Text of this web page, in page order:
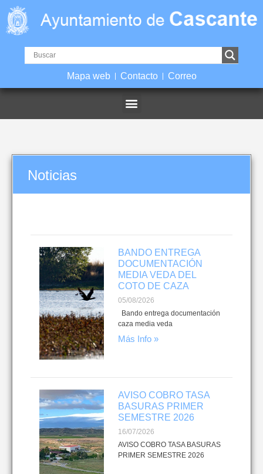
Mapa web Contacto Correo
Noticias
BANDO ENTREGA
DOCUMENTACIÓN
MEDIA VEDA DEL
COTO DE CAZA
05/08/2026
Bando entrega documentación
caza media veda
Más Info »
AVISO COBRO TASA
BASURAS PRIMER
SEMESTRE 2026
16/07/2026
AVISO COBRO TASA BASURAS
PRIMER SEMESTRE 2026